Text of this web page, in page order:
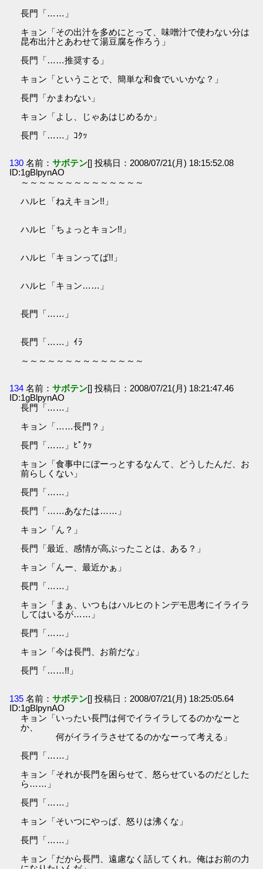
長門「……」
キョン「その出汁を多めにとって、味噌汁で使わない分は
昆布出汁とあわせて湯豆腐を作ろう」
長門「……推奨する」
キョン「ということで、簡単な和食でいいかな？」
長門「かまわない」
キョン「よし、じゃあはじめるか」
長門「……」ｺｸｯ
130 名前：サボテン[] 投稿日：2008/07/21(月) 18:15:52.08
ID:1gBlpynAO
～～～～～～～～～～～～～～
ハルヒ「ねえキョン!!」
ハルヒ「ちょっとキョン!!」
ハルヒ「キョンってば!!」
ハルヒ「キョン……」
長門「……」
長門「……」ｲﾗ
～～～～～～～～～～～～～～
134 名前：サボテン[] 投稿日：2008/07/21(月) 18:21:47.46
ID:1gBlpynAO
長門「……」
キョン「……長門？」
長門「……」ﾋﾟｸｯ
キョン「食事中にぼーっとするなんて、どうしたんだ、お
前らしくない」
長門「……」
長門「……あなたは……」
キョン「ん？」
長門「最近、感情が高ぶったことは、ある？」
キョン「んー、最近かぁ」
長門「……」
キョン「まぁ、いつもはハルヒのトンデモ思考にイライラ
してはいるが……」
長門「……」
キョン「今は長門、お前だな」
長門「……!!」
135 名前：サボテン[] 投稿日：2008/07/21(月) 18:25:05.64
ID:1gBlpynAO
キョン「いったい長門は何でイライラしてるのかなーと
か、
何がイライラさせてるのかなーって考える」
長門「……」
キョン「それが長門を困らせて、怒らせているのだとした
ら……」
長門「……」
キョン「そいつにやっぱ、怒りは沸くな」
長門「……」
キョン「だから長門、遠慮なく話してくれ。俺はお前の力